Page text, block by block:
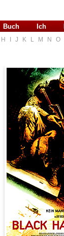
Buch Ich
H J K L M N O